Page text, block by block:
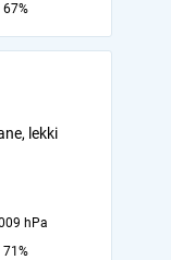
67%
lekki
hPa
71%